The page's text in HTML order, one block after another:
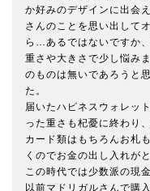
か好みのデザインに出会
さんのことを思い出して
ら…あるではないですか
重さや大きさで少し悩み
のものは無いであろうと
た。
届いたハピネスウォレッ
った重さも杞憂に終わり
カード類はもちろんお札
くのでお金の出し入れが
この時代では少数派の現
以前マドリガルさんで購